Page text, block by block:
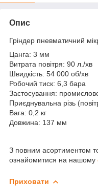
Опис
Гріндер пневматичний
Цанга: 3 мм
Витрата повітря: 90 л./хв
Швидкість: 54 000 об/хв
Робочий тиск: 6,3 бара
Застосування:
Приєднувальна різь
Вага: 0,2 кг
Довжина: 137 мм
З повним асортиментом
ознайомитися на нашому
Приховати